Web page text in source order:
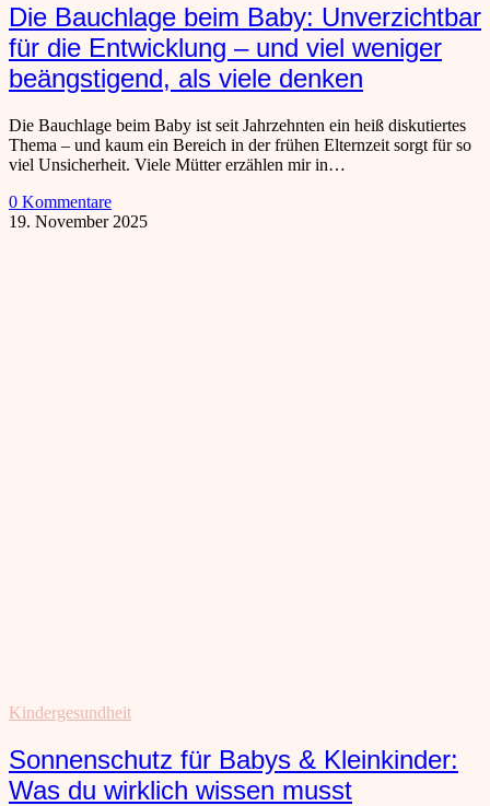
Die Bauchlage beim Baby: Unverzichtbar
für die Entwicklung – und viel weniger
beängstigend, als viele denken
Die Bauchlage beim Baby ist seit Jahrzehnten ein heiß diskutiertes
Thema – und kaum ein Bereich in der frühen Elternzeit sorgt für so
viel Unsicherheit. Viele Mütter erzählen mir in…
0 Kommentare
19. November 2025
Kindergesundheit
Sonnenschutz für Babys & Kleinkinder:
Was du wirklich wissen musst